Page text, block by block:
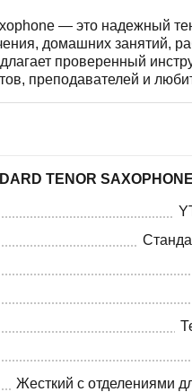
— это надежный
домашних занятий,
проверенный
преподавателей и
TENOR
Жесткий с отделениями